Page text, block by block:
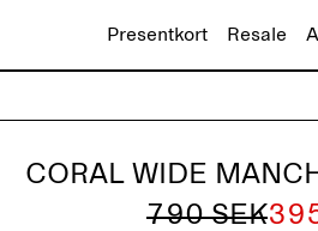
Presentkort Resale
CORAL WIDE
790 SEK